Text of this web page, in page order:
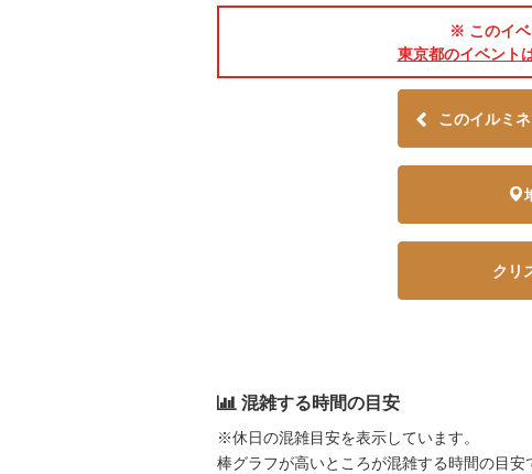
※ このイベ
東京都のイベント
このイルミ
クリ
混雑する時間の目安
※休日の混雑目安を表示しています。
棒グラフが高いところが混雑する時間の目安